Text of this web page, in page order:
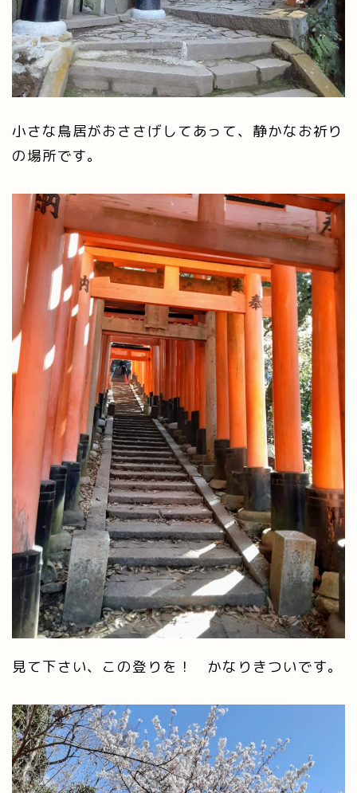
小さな鳥居がおささげしてあって、静かなお祈り
の場所です。
見て下さい、この登りを！ かなりきついです。